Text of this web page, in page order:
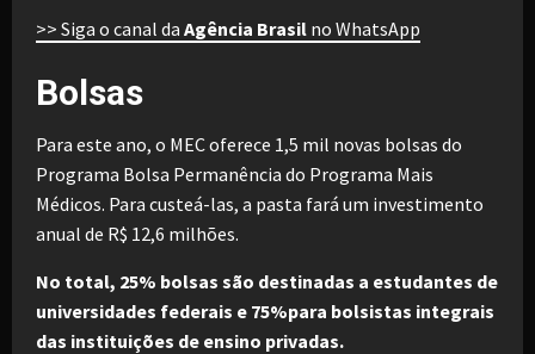
>> Siga o canal da Agência Brasil no WhatsApp
Bolsas
Para este ano, o MEC oferece 1,5 mil novas bolsas do
Programa Bolsa Permanência do Programa Mais
Médicos. Para custeá-las, a pasta fará um investimento
anual de R$ 12,6 milhões.
No total, 25% bolsas são destinadas a estudantes de
universidades federais e 75%para bolsistas integrais
das instituições de ensino privadas.